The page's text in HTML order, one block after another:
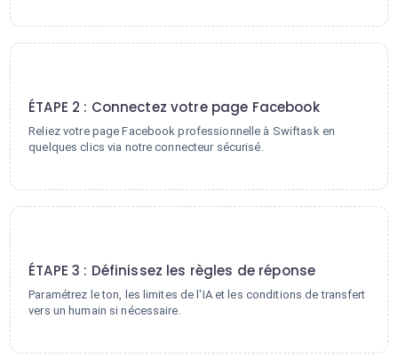
ÉTAPE 2 : Connectez votre page Facebook
Reliez votre page Facebook professionnelle à Swiftask en
quelques clics via notre connecteur sécurisé.
ÉTAPE 3 : Définissez les règles de réponse
Paramétrez le ton, les limites de l'IA et les conditions de transfert
vers un humain si nécessaire.